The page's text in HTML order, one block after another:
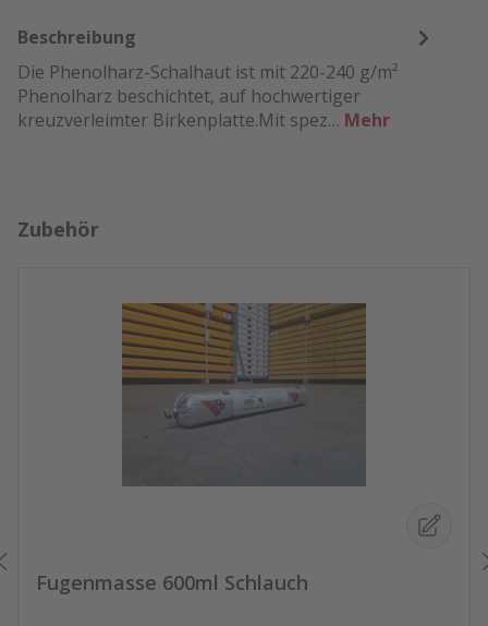
Beschreibung
Die Phenolharz-Schalhaut ist mit 220-240 g/m²
Phenolharz beschichtet, auf hochwertiger
kreuzverleimter Birkenplatte.Mit spez… Mehr
Produktgalerie überspringen
Zubehör
Fugenmasse 600ml Schlauch